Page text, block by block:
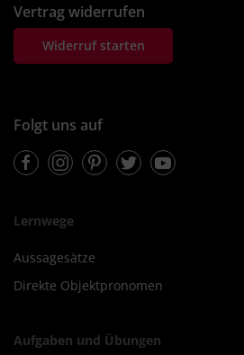
Vertrag widerrufen
Widerruf starten
Folgt uns auf
FacebookInstagramPinterestTwitterYoutube
Lernwege
Aussagesätze
Direkte Objektpronomen
Aufgaben und Übungen